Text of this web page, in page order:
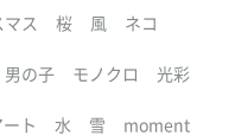
ス 桜 風 ネコ
男の子 モノクロ 光彩
ト 水 雪 moment